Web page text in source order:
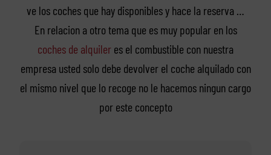
ve los coches que hay disponibles y hace la reserva …
En relacion a otro tema que es muy popular en los
coches de alquiler es el combustible con nuestra
empresa usted solo debe devolver el coche alquilado con
el mismo nivel que lo recoge no le hacemos ningun cargo
por este concepto